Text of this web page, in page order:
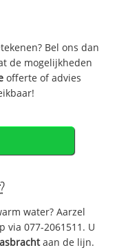
Bel ons dan
de mogelijkheden
offerte of advies
?
water? Aarzel
via 077-2061511. U
aan de lijn.